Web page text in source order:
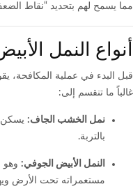
مما يسمح لهم بتحديد “نقاط
أنواع النمل
قبل البدء في عملية المكافحة،
غالباً ما تنقسم إلى:
نمل الخشب الجاف: يسكن
بالتربة.
النمل الأبيض الجوفي: وهو
مستعمراته تحت الأرض